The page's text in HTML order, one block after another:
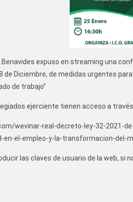
Benavides expuso en streaming
de Diciembre, de medidas urgentes
de trabajo”
ejerciente tienen acceso a
wevinar-real-decreto-ley-32-2021-
en-el-empleo-y-la-transformacion-del-
las claves de usuario de la web,